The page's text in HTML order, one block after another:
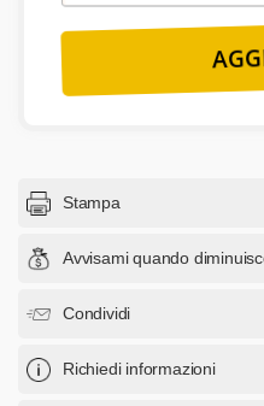
Stampa
Avvisami quando
Condividi
Richiedi informazioni